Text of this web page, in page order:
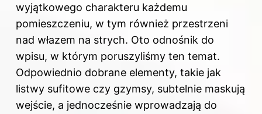
wyjątkowego charakteru każdemu
pomieszczeniu, w tym również przestrzeni
nad włazem na strych. Oto odnośnik do
wpisu, w którym poruszyliśmy ten temat.
Odpowiednio dobrane elementy, takie jak
listwy sufitowe czy gzymsy, subtelnie maskują
wejście, a jednocześnie wprowadzają do